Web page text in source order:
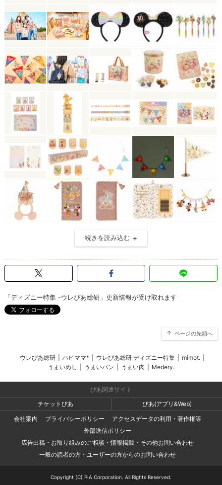
続きを読み込む
「ディズニー特集 -ウレぴあ総研」更新情報が受け取れます
ページの先頭へ
ウレぴあ総研 ハピママ* ウレぴあ総研 ディズニー特集 mimot.
うまいめし
うまいパン うまい肉 Medery.
ぴあ関連サイト
チケットぴあ
ぴあ(アプリ&Web)
会社案内
プライバシーポリシー
アクセスデータの利用・著作権等
外部送信ポリシー
広告出稿・お取り組みのご相談・情報掲載・その他お問い合わせ
一般の読者の方・ユーザーの方からのお問い合わせ
Copyright (C) PIA Corporation. All Rights Reserved.